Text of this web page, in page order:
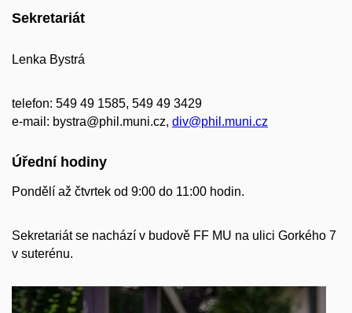
Sekretariát
Lenka Bystrá
telefon: 549 49 1585, 549 49 3429
e-mail: bystra@phil.muni.cz, div@phil.muni.cz
Úřední hodiny
Pondělí až čtvrtek od 9:00 do 11:00 hodin.
Sekretariát se nachází v budově FF MU na ulici Gorkého 7
v suterénu.